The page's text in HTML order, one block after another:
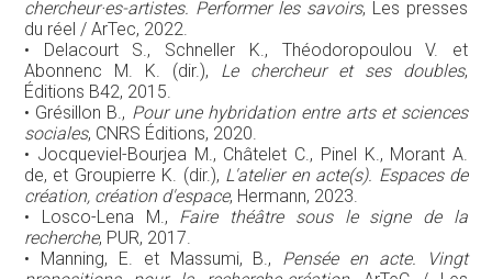
chercheur·es-artistes. Performer les savoirs, Les presses
du réel / ArTec, 2022.
• Delacourt S., Schneller K., Théodoropoulou V. et
Abonnenc M. K. (dir.), Le chercheur et ses doubles,
Éditions B42, 2015.
• Grésillon B., Pour une hybridation entre arts et sciences
sociales, CNRS Éditions, 2020.
• Jocqueviel-Bourjea M., Châtelet C., Pinel K., Morant A.
de, et Groupierre K. (dir.), L'atelier en acte(s). Espaces de
création, création d'espace, Hermann, 2023.
• Losco-Lena M., Faire théâtre sous le signe de la
recherche, PUR, 2017.
• Manning, E. et Massumi, B., Pensée en acte. Vingt